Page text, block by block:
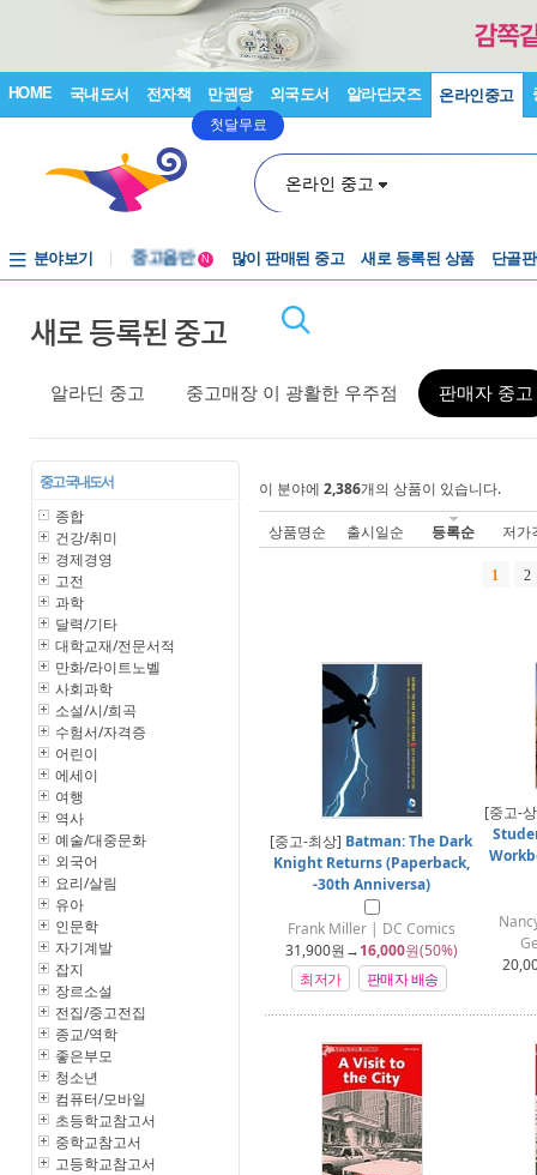
HOME 국내도서 전자책 만권당
첫달무료
외국도서 알라딘굿즈 온라인중고
온라인 중고
분야보기
중고음반
중고음반
N 많이 판매된 중고 새로 등록된 상품 단골
새로 등록된 중고
알라딘 중고 중고매장 이 광활한 우주점 판매자 중고
중고 국내도서
종합
건강/취미
경제경영
고전
과학
달력/기타
대학교재/전문서적
만화/라이트노벨
사회과학
소설/시/희곡
수험서/자격증
어린이
에세이
여행
역사
예술/대중문화
외국어
요리/살림
유아
인문학
자기계발
잡지
장르소설
전집/중고전집
종교/역학
좋은부모
청소년
컴퓨터/모바일
초등학교참고서
중학교참고서
고등학교참고서
이 분야에 2,386개의 상품이 있습니다.
상품명순 출시일순 등록순 저가
1 2
[중고-최상] Batman: The Dark
Knight Returns (Paperback,
-30th Anniversa)
Frank Miller | DC Comics
31,900원→16,000원(50%)
최저가
판매자 배송
[중고-